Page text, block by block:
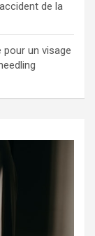
de la
pour un visage